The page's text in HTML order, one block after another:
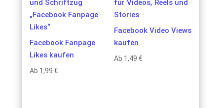
Facebook Fanpage
Likes kaufen
Ab 1,99 €
Facebook Video Views
kaufen
Ab 1,49 €